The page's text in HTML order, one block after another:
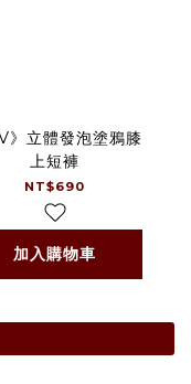
》立體發泡塗鴉膝
上短褲
NT$690
加入購物車